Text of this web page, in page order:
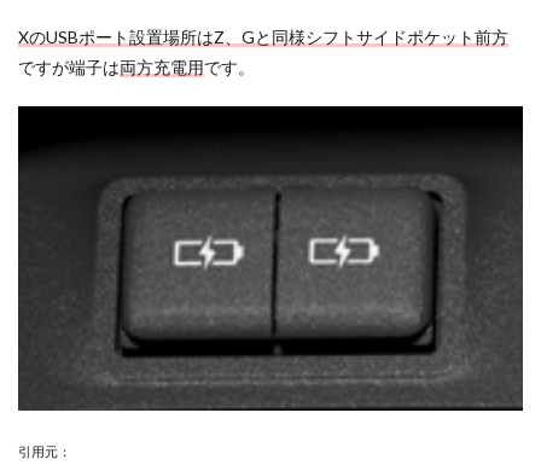
XのUSBポート設置場所はZ、Gと同様シフトサイドポケット前方
ですが端子は両方充電用です。
引用元：